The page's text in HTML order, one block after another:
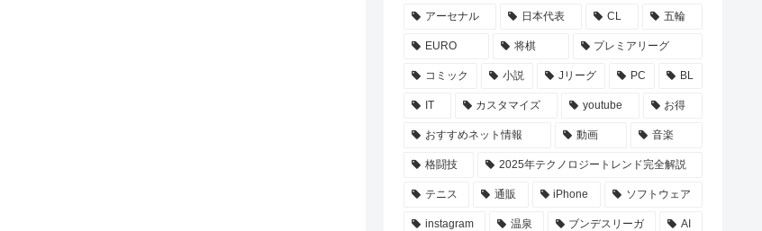
アーセナル 日本代表 CL 五輪
EURO 将棋 プレミアリーグ
コミック 小説 Jリーグ PC BL
IT カスタマイズ youtube お得
おすすめネット情報 動画 音楽
格闘技 2025年テクノロジートレンド完全解説
テニス 通販 iPhone ソフトウェア
instagram 温泉 ブンデスリーガ AI